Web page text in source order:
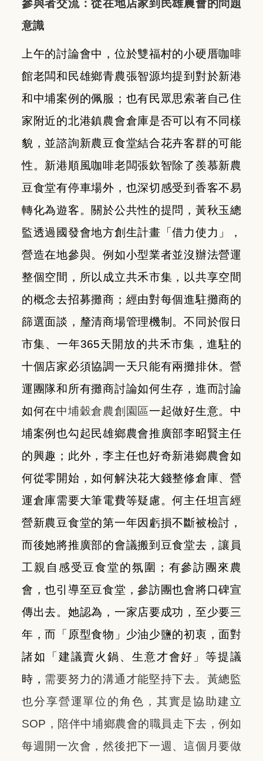
參與者交流：從在地店家到民雄農會的問題
意識
上午的討論會中，位於雙福村的小硬厝咖啡
館老闆和民雄鄉青農張智源均提到對於新港
和中埔案例的佩服；也有民眾思索著自己住
家附近的北港鎮農會倉庫是否可以有不同樣
貌，並諮詢新農豆食堂結合花卉客群的可能
性。新港順風咖啡老闆張欽智除了羨慕新農
豆食堂有停車場外，也深切感受到香客不易
轉化為遊客。關於公共性的提問，黃秋玉總
監透過國發會地方創生計畫「借力使力」，
營造在地參與。例如小型業者並沒辦法營運
整個空間，所以成立共禾市集，以共享空間
的概念去招募攤商；經由對每個進駐攤商的
篩選面談，釐清商場管理機制。不同於假日
市集、一年365天開放的共禾市集，進駐的
十個店家必須協調一天只能有兩攤排休。營
運團隊和所有攤商討論如何生存，進而討論
如何在中埔穀倉農創園區一起做好生意。中
埔案例也勾起民雄鄉農會推廣部李昭賢主任
的興趣；此外，李主任也好奇新港鄉農會如
何從零開始，如何解決花大錢整修倉庫、營
運倉庫需要大筆電費等疑慮。何主任坦言經
營新農豆食堂的第一年因虧損不斷被檢討，
而後她將推廣部的會議搬到豆食堂去，讓員
工親自感受豆食堂的氛圍；有參訪團來農
會，也引導至豆食堂，參訪團也會將口碑宣
傳出去。她認為，一家店要成功，至少要三
年，而「原型食物」少油少鹽的初衷，面對
諸如「建議賣火鍋、生意才會好」等提議
時， 需要努力的溝通才能堅持下去。黃總監
也分享營運單位的角色，其實是協助建立
SOP，陪伴中埔鄉農會的職員走下去，例如
每週開一次會，然後把下一週、這個月要做